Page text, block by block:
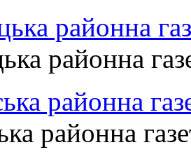
районна
районна
районна
районна